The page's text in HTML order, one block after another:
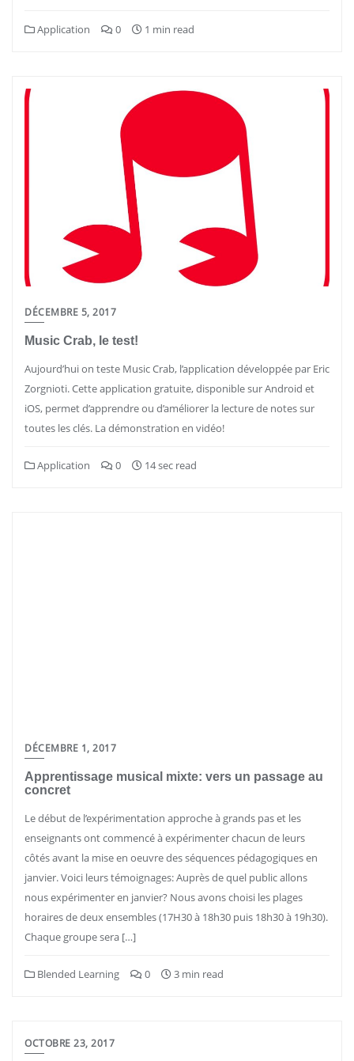
Application 0 1 min read
DÉCEMBRE 5, 2017
Music Crab, le test!
Aujourd’hui on teste Music Crab, l’application développée par Eric
Zorgnioti. Cette application gratuite, disponible sur Android et
iOS, permet d’apprendre ou d’améliorer la lecture de notes sur
toutes les clés. La démonstration en vidéo!
Application 0 14 sec read
DÉCEMBRE 1, 2017
Apprentissage musical mixte: vers un passage au
concret
Le début de l’expérimentation approche à grands pas et les
enseignants ont commencé à expérimenter chacun de leurs
côtés avant la mise en oeuvre des séquences pédagogiques en
janvier. Voici leurs témoignages: Auprès de quel public allons
nous expérimenter en janvier? Nous avons choisi les plages
horaires de deux ensembles (17H30 à 18h30 puis 18h30 à 19h30).
Chaque groupe sera […]
Blended Learning 0 3 min read
OCTOBRE 23, 2017